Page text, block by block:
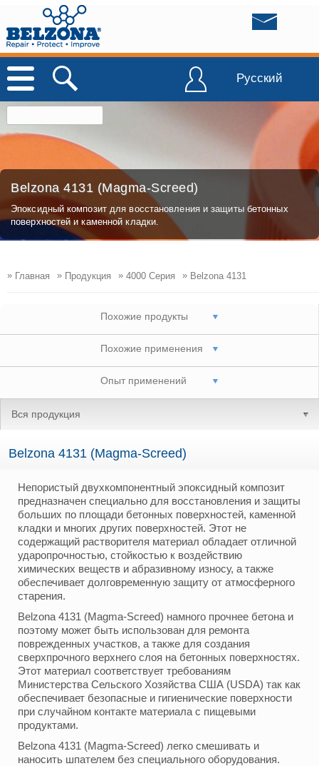
Русский
Belzona 4131 (Magma-Screed)
Эпоксидный композит для восстановления и защиты бетонных
поверхностей и каменной кладки.
» Главная » Продукция » 4000 Серия » Belzona 4131
Похожие продукты
Похожие применения
Опыт применений
Вся продукция
Belzona 4131 (Magma-Screed)
Непористый двухкомпонентный эпоксидный композит
предназначен специально для восстановления и защиты
больших по площади бетонных поверхностей, каменной
кладки и многих других поверхностей. Этот не
содержащий растворителя материал обладает отличной
ударопрочностью, стойкостью к воздействию
химических веществ и абразивному износу, а также
обеспечивает долговременную защиту от атмосферного
старения.
Belzona 4131 (Magma-Screed) намного прочнее бетона и
поэтому может быть использован для ремонта
поврежденных участков, а также для создания
сверхпрочного верхнего слоя на бетонных поверхностях.
Этот материал соответствует требованиям
Министерства Сельского Хозяйства США (USDA) так как
обеспечивает безопасные и гигиенические поверхности
при случайном контакте материала с пищевыми
продуктами.
Belzona 4131 (Magma-Screed) легко смешивать и
наносить шпателем без специального оборудования.